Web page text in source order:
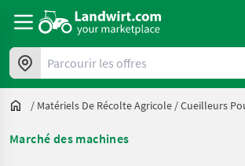
Parcourir les offres
/ Matériels De Récolte Agricole /Cueilleurs
Marché des machines